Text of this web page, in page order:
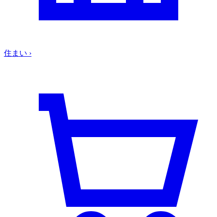
住まい ›